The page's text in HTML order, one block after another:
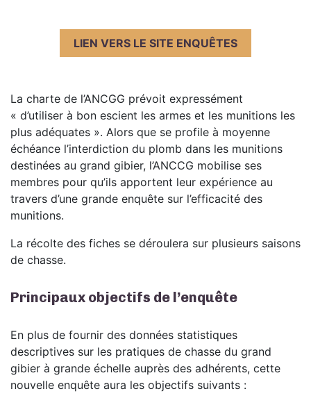
LIEN VERS LE SITE ENQUÊTES
La charte de l’ANCGG prévoit expressément
« d’utiliser à bon escient les armes et les munitions les
plus adéquates ». Alors que se profile à moyenne
échéance l’interdiction du plomb dans les munitions
destinées au grand gibier, l’ANCCG mobilise ses
membres pour qu’ils apportent leur expérience au
travers d’une grande enquête sur l’efficacité des
munitions.
La récolte des fiches se déroulera sur plusieurs saisons
de chasse.
Principaux objectifs de l’enquête
En plus de fournir des données statistiques
descriptives sur les pratiques de chasse du grand
gibier à grande échelle auprès des adhérents, cette
nouvelle enquête aura les objectifs suivants :